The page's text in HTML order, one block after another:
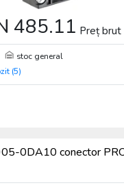
485.11 Preț brut
stoc general
(5)
0DA10 conector